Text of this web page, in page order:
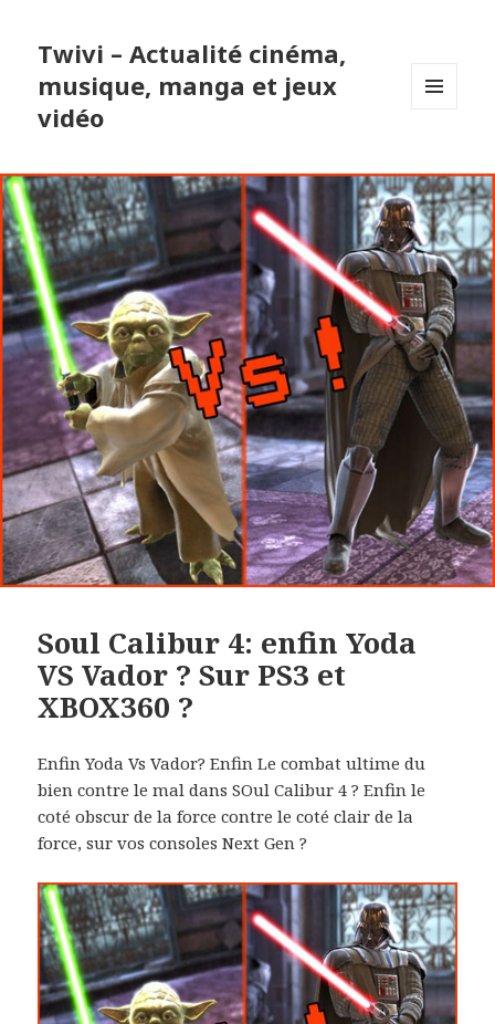
Twivi – Actualité cinéma,
musique, manga et jeux
vidéo
Soul Calibur 4: enfin Yoda
VS Vador ? Sur PS3 et
XBOX360 ?
Enfin Yoda Vs Vador? Enfin Le combat ultime du
bien contre le mal dans SOul Calibur 4 ? Enfin le
coté obscur de la force contre le coté clair de la
force, sur vos consoles Next Gen ?